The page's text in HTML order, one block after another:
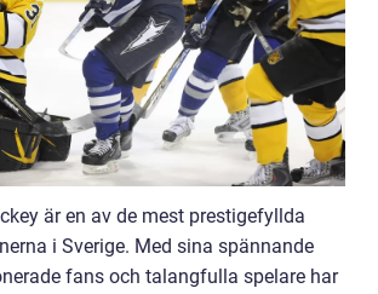
är en av de mest prestigefyllda
i Sverige. Med sina spännande
fans och talangfulla spelare har